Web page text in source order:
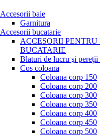
Accesorii baie
Garnitura
Accesorii bucatarie
ACCESORII PENTRU
BUCATARIE
Blaturi de lucru şi pereții
Cos coloana
Coloana corp 150
Coloana corp 200
Coloana corp 300
Coloana corp 350
Coloana corp 400
Coloana corp 450
Coloana corp 500